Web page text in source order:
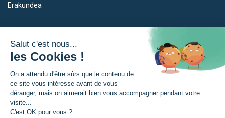
Erakundea
Empleo
Eskola Futura
Forma NAEN
TRANSFERMUGA-RREKIN
Euroeskualdea
Zer da Euroeskualdea?
Berriak
Prentsa gunia